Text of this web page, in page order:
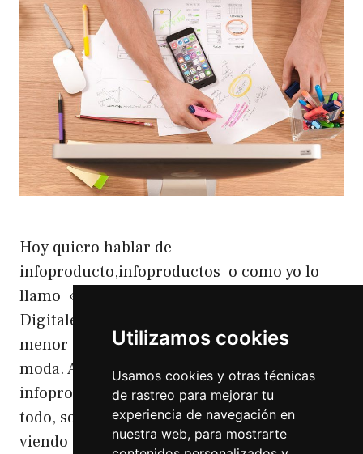
Utilizamos cookies
Usamos cookies y otras técnicas
de rastreo para mejorar tu
experiencia de navegación en
nuestra web, para mostrarte
Hoy quiero hablar de
infoproducto,infoproductos o como yo lo
llamo «La Piedra Filosofal de los Negocios
Digitales» infoproductos Y es que no cabe la
menor duda que los infoproductos están de
moda. Ahora todo el mundo hace
infoproductos. Y es que además valen para
todo, son de un agradecido. Hoy he estado
viendo otro webinar …Leer más